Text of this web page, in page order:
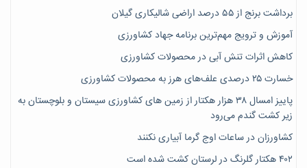
برداشت برنج از ۵۵ درصد اراضی شالیکاری گیلان
آموزش و ترویج مهم‌ترین برنامه جهاد کشاورزی
کاهش اثرات تنش آبی در محصولات کشاورزی
خسارت ۲۵ درصدی علف‌های هرز به محصولات کشاورزی
پاییز امسال ۳۸ هزار هکتار از زمین های کشاورزی سیستان و بلوچستان به
زیر کشت گندم می‌رود
کشاورزان در ساعات اوج گرما آبیاری نکنند
۴۰۲ هکتار گلرنگ در لرستان کشت شده است